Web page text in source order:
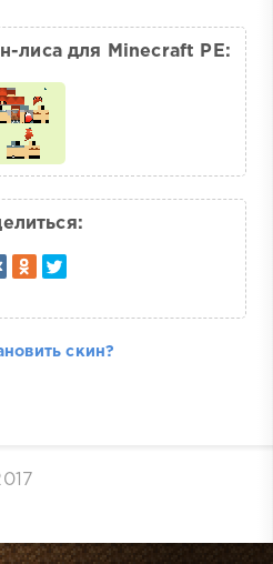
лиса для Minecraft PE:
скин?